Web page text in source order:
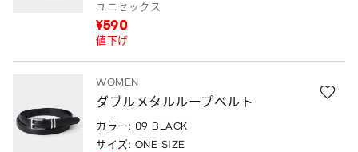
ユニセックス
¥590
値下げ
WOMEN
ダブルメタルループベルト
カラー: 09 BLACK
サイズ: ONE SIZE